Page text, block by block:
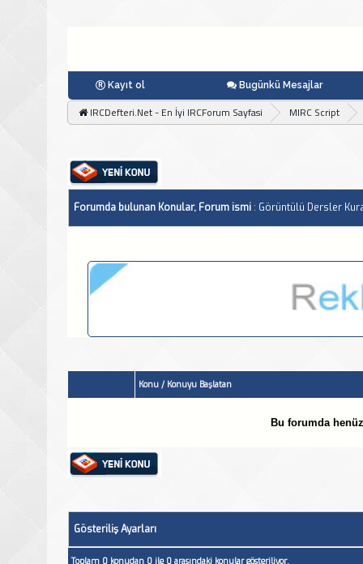
Kayıt ol Bugünkü Mesajlar
IRCDefteri.Net - En İyi IRCForum Sayfasi MIRC Script
Forumda bulunan Konular, Forum ismi : Görüntülü Dersler
Konu / Konuyu Başlatan
Bu forumda
Gösteriliş Ayarları
Toplam 0 konudan 0 ile 0 arasındaki konular gösteriliyor.